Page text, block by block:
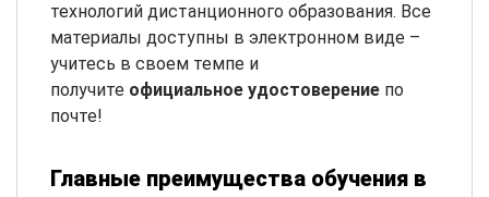
технологий дистанционного образования. Все
материалы доступны в электронном виде –
учитесь в своем темпе и
получите официальное удостоверение по
почте!
Главные преимущества обучения в